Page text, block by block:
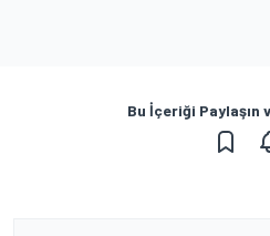
Bu İçeriği Paylaşın